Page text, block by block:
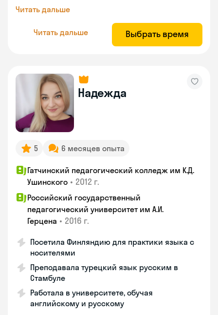
Читать дальше
Читать дальше Выбрать время
Надежда
5 6 месяцев опыта
Гатчинский педагогический колледж им К.Д.
Ушинского • 2012 г.
Российский государственный
педагогический университет им А.И.
Герцена • 2016 г.
Посетила Финляндию для практики языка с
носителями
Преподавала турецкий язык русским в
Стамбуле
Работала в университете, обучая
английскому и русскому